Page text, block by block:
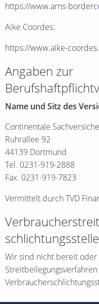
https://www.arns-
Aike Coordes:
https://www.aike-
Angaben zur
Name und Sitz des
Continentale
Ruhrallee 92
44139 Dortmund
Tel. 0231-919-2888
Fax. 0231-919-7823
Vermittelt durch TVD
schlichtungs­stelle
Wir sind nicht bereit oder